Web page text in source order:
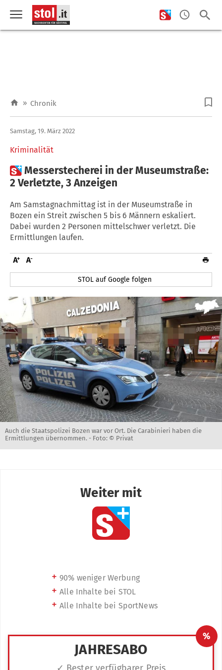
» Chronik
Kriminalität
Samstag, 19. März 2022
Messerstecherei in der Museumstraße:
2 Verletzte, 3 Anzeigen
Am Samstagnachmittag ist in der Museumstraße in
Bozen ein Streit zwischen 5 bis 6 Männern eskaliert.
Dabei wurden 2 Personen mittelschwer verletzt. Die
Ermittlungen laufen.
STOL auf Google folgen
Auch die Staatspolizei Bozen war vor Ort. Die Carabinieri haben die
Ermittlungen übernommen. - Foto: © Privat